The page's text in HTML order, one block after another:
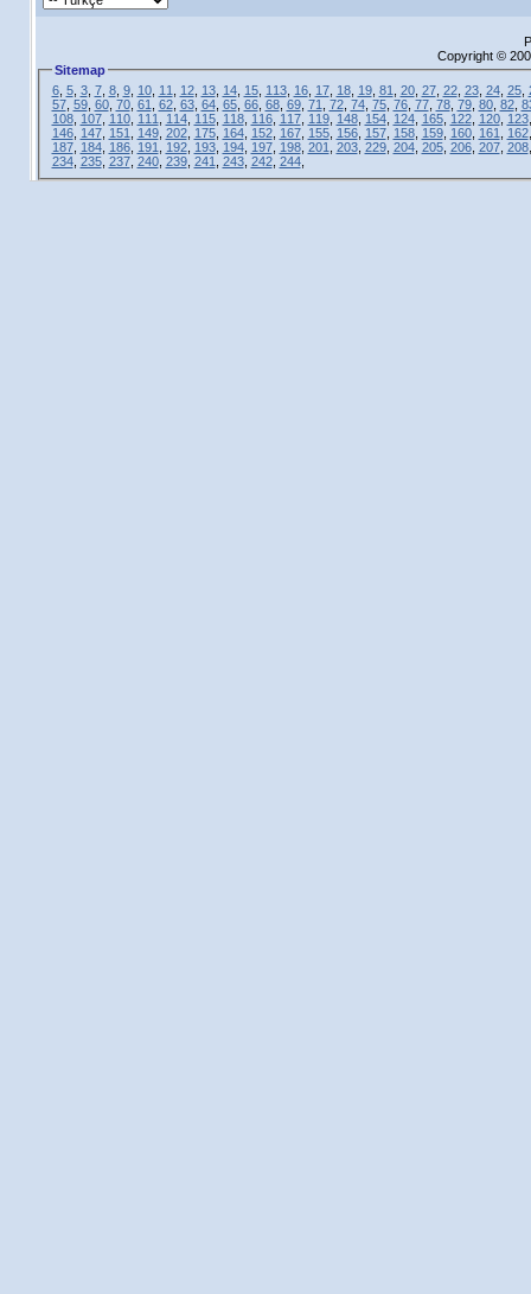
Copyright ©
Sitemap
6, 5, 3, 7, 8, 9, 10, 11 12, 13, 14, 15, 113, 16, 17, 18, 19, 81 20, 27, 22, 23, 24, 25,
57, 59, 60, 70, 61 62, 63, 64, 65, 66, 68, 69, 71 72, 74, 75, 76, 77, 78, 79, 80, 82,
108, 107, 110, 111 114, 115, 118, 116, 117, 119, 148, 154, 124, 165, 122, 120, 123
146, 147, 151 149, 202, 175, 164, 152, 167, 155, 156, 157, 158, 159, 160, 161 162
187, 184, 186, 191 192, 193, 194, 197, 198, 201 203, 229, 204, 205, 206, 207, 208
234, 235, 237, 240, 239, 241 243, 242, 244,